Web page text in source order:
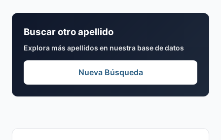
Buscar otro apellido
Explora más apellidos en nuestra base de datos
Nueva Búsqueda